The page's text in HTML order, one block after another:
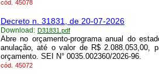
cód. 45078
Decreto n. 31831, de 20-07-2026
Download: D31831.pdf
Abre no orçamento-programa anual do
anulação, até o valor de R$ 2.088.053,00,
orçamento. SEI N° 0035.002360/2026-96.
cód. 45072